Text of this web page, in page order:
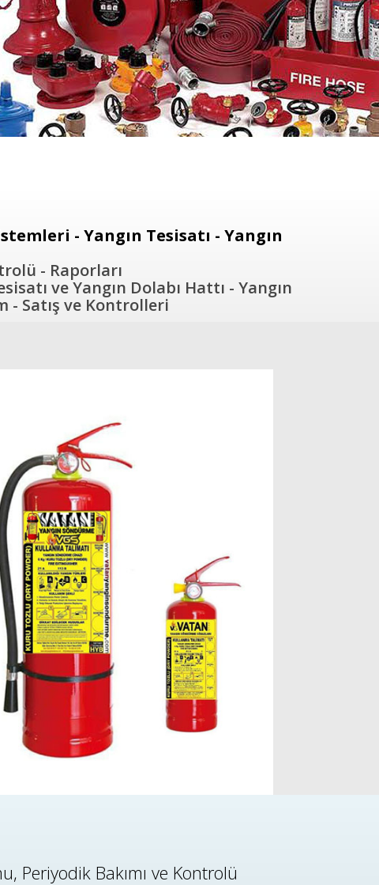
- Yangın Tesisatı - Yangın
- Raporları
ve Yangın Dolabı Hattı - Yangın
- Satış ve Kontrolleri
Periyodik Bakımı ve Kontrolü